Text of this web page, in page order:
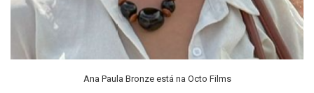
Ana Paula Bronze está na Octo Films